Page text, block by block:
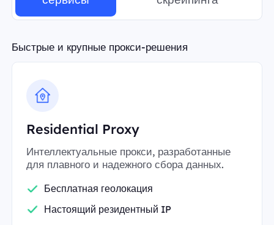
Быстрые и крупные прокси-решения
Residential Proxy
Интеллектуальные прокси, разработанные
для плавного и надежного сбора данных.
Бесплатная геолокация
Настоящий резидентный IP